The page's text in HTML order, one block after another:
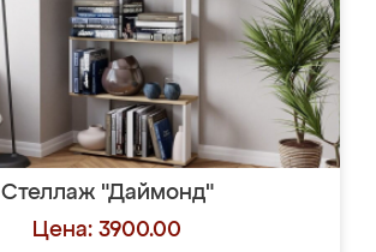
Стеллаж "Даймонд"
Цена: 3900.00